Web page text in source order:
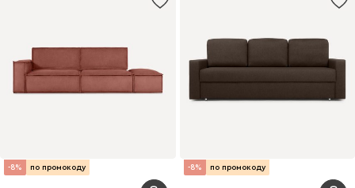
-8% по промокоду -8% по промокоду